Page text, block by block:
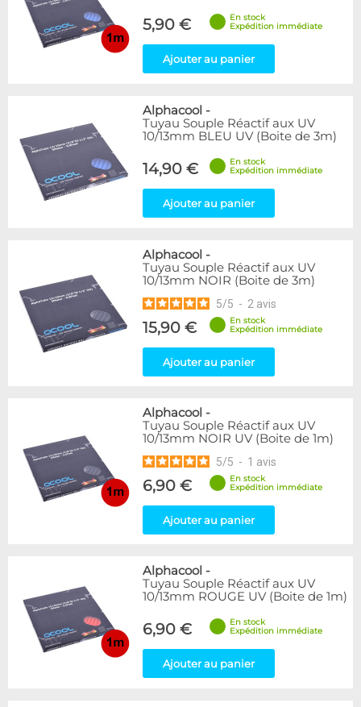
5,90 €
En stock
Expédition immédiate
Ajouter au panier
Alphacool -
Tuyau Souple Réactif aux UV
10/13mm BLEU UV (Boite de 3m)
14,90 €
En stock
Expédition immédiate
Ajouter au panier
Alphacool -
Tuyau Souple Réactif aux UV
10/13mm NOIR (Boite de 3m)
5/5 - 2 avis
15,90 €
En stock
Expédition immédiate
Ajouter au panier
Alphacool -
Tuyau Souple Réactif aux UV
10/13mm NOIR UV (Boite de 1m)
5/5 - 1 avis
6,90 €
En stock
Expédition immédiate
Ajouter au panier
Alphacool -
Tuyau Souple Réactif aux UV
10/13mm ROUGE UV (Boite de 1m)
6,90 €
En stock
Expédition immédiate
Ajouter au panier